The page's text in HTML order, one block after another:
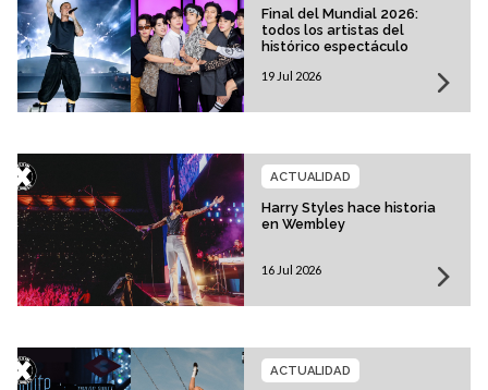
Final del Mundial 2026:
todos los artistas del
histórico espectáculo
19 Jul 2026
Harry Styles hace historia
en Wembley
ACTUALIDAD
16 Jul 2026
ACTUALIDAD